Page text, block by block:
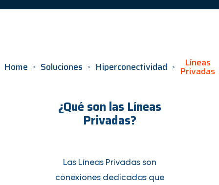
Home Soluciones Hiperconectividad Líneas
Privadas
¿Qué son las Líneas
Privadas?
Las Líneas Privadas son
conexiones dedicadas que